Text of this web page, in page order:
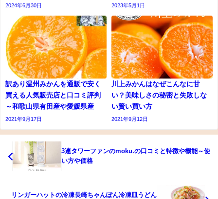
2024年6月30日 2023年5月1日
訳あり温州みかんを通販で安く
買える人気販売店と口コミ評判
～和歌山県有田産や愛媛県産
2021年9月17日
川上みかんはなぜこんなに甘
い？美味しさの秘密と失敗しな
い賢い買い方
2021年9月12日
3連タワーファンのmoku.の口コミと特徴や機能～使
い方や価格
リンガーハットの冷凍長崎ちゃんぽん冷凍皿うどん